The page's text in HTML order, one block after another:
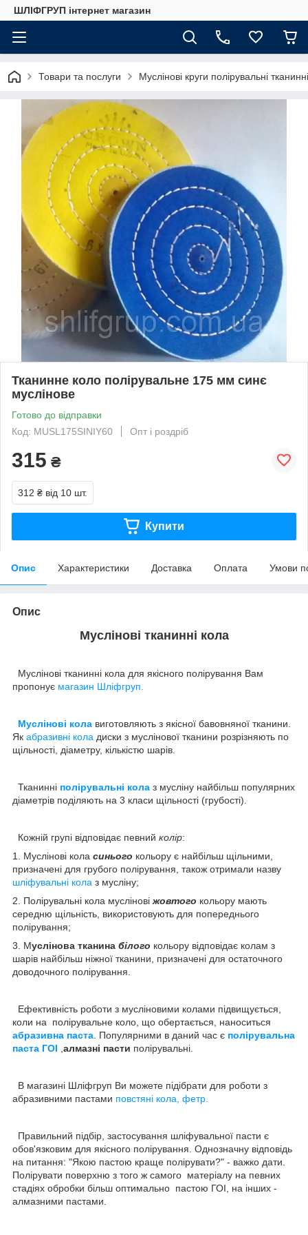
ШЛІФГРУП інтернет магазин
Товари та послуги Муслінові круги полірувальні тканинні
Тканинне коло полірувальне 175 мм синє
муслінове
Готово до відправки
Код: MUSL175SINIY60
Опт і роздріб
315 ₴
312 ₴ від 10 шт.
Купити
Опис Характеристики Доставка Оплата Умови
Опис
Муслінові тканинні кола
Муслінові тканинні кола для якісного полірування Вам
пропонує магазин Шліфгруп.
Муслінові кола виготовляють з якісної бавовняної тканини.
Як абразивні кола диски з муслінової тканини розрізняють по
щільності, діаметру, кількістю шарів.
Тканинні полірувальні кола з мусліну найбільш популярних
діаметрів поділяють на 3 класи щільності (грубості).
Кожній групі відповідає певний колір:
1. Муслінові кола синього кольору є найбільш щільними,
призначені для грубого полірування, також отримали назву
шліфувальні кола з мусліну;
2. Полірувальні кола муслінові жовтого кольору мають
середню щільність, використовують для попереднього
полірування;
3. Муслінова тканина білого кольору відповідає колам з
шарів найбільш ніжної тканини, призначені для остаточного
доводочного полірування.
Ефективність роботи з мусліновими колами підвищується,
коли на полірувальне коло, що обертається, наноситься
абразивна паста . Популярними в даний час є полірувальна
паста ГОІ алмазні пасти полірувальні.
В магазині Шліфгруп Ви можете підібрати для роботи з
абразивними пастами повстяні кола, фетр.
Правильний підбір, застосування шліфувальної пасти є
обов'язковим для якісного полірування. Однозначну відповідь
на питання: "Якою пастою краще полірувати?" - важко дати.
Полірувати поверхню з того ж самого матеріалу на певних
стадіях обробки більш оптимально пастою ГОІ, на інших -
алмазними пастами.